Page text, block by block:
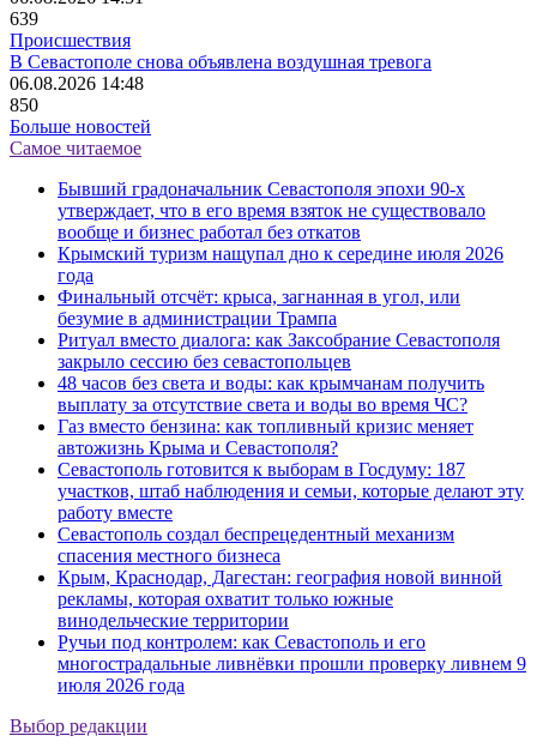
639
Происшествия
В Севастополе снова объявлена воздушная тревога
06.08.2026 14:48
850
Больше новостей
Самое читаемое
Бывший градоначальник Севастополя эпохи 90-х
утверждает, что в его время взяток не существовало
вообще и бизнес работал без откатов
Крымский туризм нащупал дно к середине июля 2026
года
Финальный отсчёт: крыса, загнанная в угол, или
безумие в администрации Трампа
Ритуал вместо диалога: как Заксобрание Севастополя
закрыло сессию без севастопольцев
48 часов без света и воды: как крымчанам получить
выплату за отсутствие света и воды во время ЧС?
Газ вместо бензина: как топливный кризис меняет
автожизнь Крыма и Севастополя?
Севастополь готовится к выборам в Госдуму: 187
участков, штаб наблюдения и семьи, которые делают эту
работу вместе
Севастополь создал беспрецедентный механизм
спасения местного бизнеса
Крым, Краснодар, Дагестан: география новой винной
рекламы, которая охватит только южные
винодельческие территории
Ручьи под контролем: как Севастополь и его
многострадальные ливнёвки прошли проверку ливнем 9
июля 2026 года
Выбор редакции